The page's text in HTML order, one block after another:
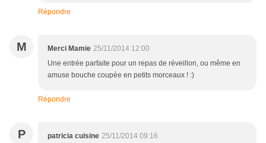
Répondre
M Merci Mamie 25/11/2014 12:00
Une entrée parfaite pour un repas de réveillon, ou même en
amuse bouche coupée en petits morceaux ! :)
Répondre
P patricia cuisine 25/11/2014 09:16